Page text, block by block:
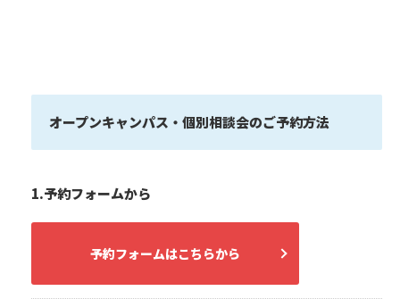
オープンキャンパス・個別相談会のご予約方法
1.予約フォームから
予約フォームはこちらから